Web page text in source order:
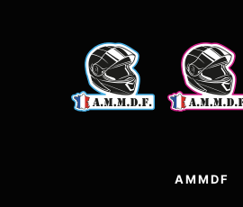
AMMDF